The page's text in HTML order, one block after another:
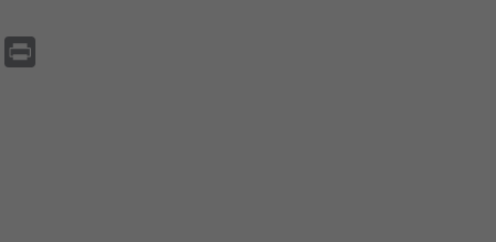
Email